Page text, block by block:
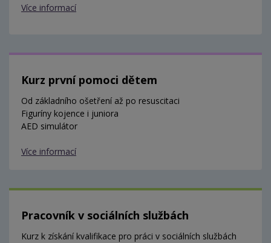
Více informací
Kurz první pomoci dětem
Od základního ošetření až po resuscitaci
Figuríny kojence i juniora
AED simulátor
Více informací
Pracovník v sociálních službách
Kurz k získání kvalifikace pro práci v sociálních službách